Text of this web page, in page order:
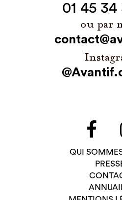
01 45 34
ou par
QUI